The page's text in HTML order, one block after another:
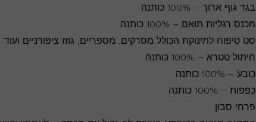
בגד גוף ארוך – 100% כותנה
מכנס רגליות תואם – 100% כותנה
סט טיפוח לתינוקת הכולל מסרקים, מספריים, גוזז ציפורניים ועוד
חיתול טטרא – 100% כותנה
כובע – 100% כותנה
כפפות – 100% כותנה
פרחי סבון